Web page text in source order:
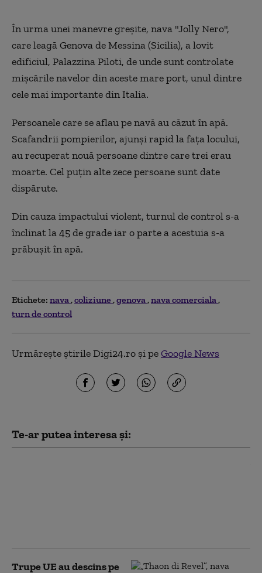
În urma unei manevre greşite, nava "Jolly Nero",
care leagă Genova de Messina (Sicilia), a lovit
edificiul, Palazzina Piloti, de unde sunt controlate
mişcările navelor din aceste mare port, unul dintre
cele mai importante din Italia.
Persoanele care se aflau pe navă au căzut în apă.
Scafandrii pompierilor, ajunşi rapid la faţa locului,
au recuperat nouă persoane dintre care trei erau
moarte. Cel puţin alte zece persoane sunt date
dispărute.
Din cauza impactului violent, turnul de control s-a
înclinat la 45 de grade iar o parte a acestuia s-a
prăbuşit în apă.
Etichete: nava coliziune genova nava comerciala
turn de control
Urmărește știrile Digi24.ro și peGoogle News
Te-ar putea interesa și:
Trupe UE au descins pe